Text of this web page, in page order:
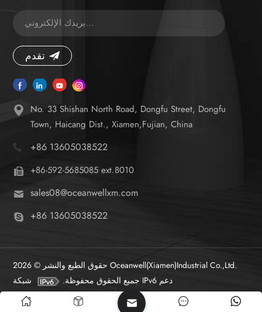
تقدم
No. 33 Shishan North Road, Dongfu Street, Dongfu
Town, Haicang Dist., Xiamen,Fujian, China
+86 13605038522
+86-592-5685085 ext.8010
sales08@oceanwellxm.com
+86 13605038522
حقوق الطبع والنشر © 2026 Oceanwell(Xiamen)Industrial Co.,Ltd.
جميع الحقوق محفوظة.
شبكة IPv6 دعم